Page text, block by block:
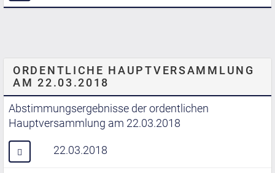
ORDENTLICHE HAUPTVERSAMMLUNG
AM 22.03.2018
Abstimmungsergebnisse der ordentlichen
Hauptversammlung am 22.03.2018
22.03.2018